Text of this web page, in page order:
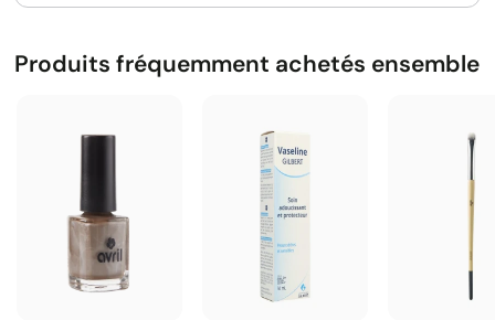
Produits fréquemment achetés ensemble